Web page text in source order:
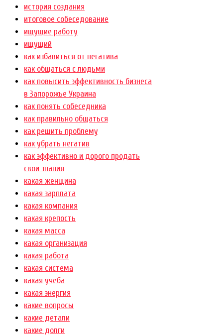
история создания
итоговое собеседование
ищущие работу
ищущий
как избавиться от негатива
как общаться с людьми
как повысить эффективность бизнеса
в Запорожье Украина
как понять собеседника
как правильно общаться
как решить проблему
как убрать негатив
как эффективно и дорого продать
свои знания
какая женщина
какая зарплата
какая компания
какая крепость
какая масса
какая организация
какая работа
какая система
какая учеба
какая энергия
какие вопросы
какие детали
какие долги